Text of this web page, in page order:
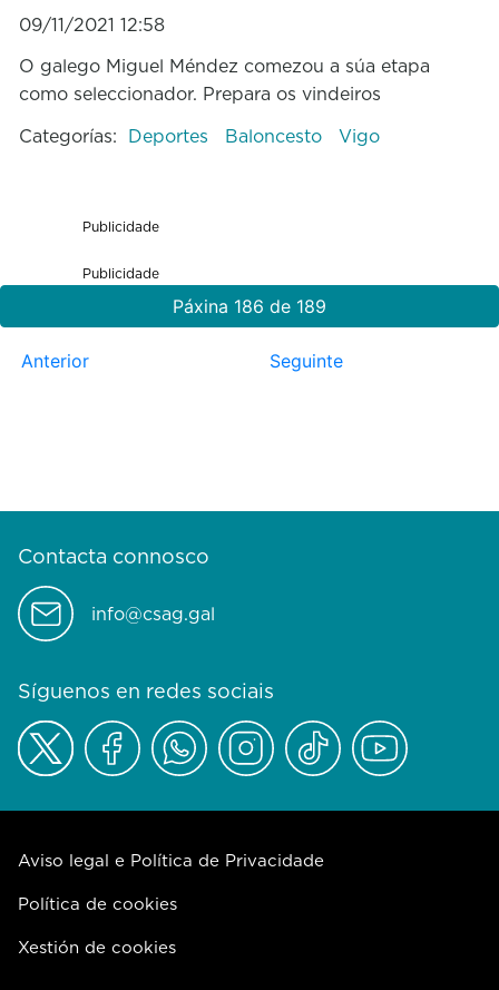
09/11/2021 12:58
O galego Miguel Méndez comezou a súa etapa
como seleccionador. Prepara os vindeiros
Categorías: Deportes Baloncesto Vigo
Publicidade
Publicidade
Páxina 186 de 189
Anterior Seguinte
Contacta connosco
info@csag.gal
Síguenos en redes sociais
Aviso legal e Política de Privacidade
Política de cookies
Xestión de cookies